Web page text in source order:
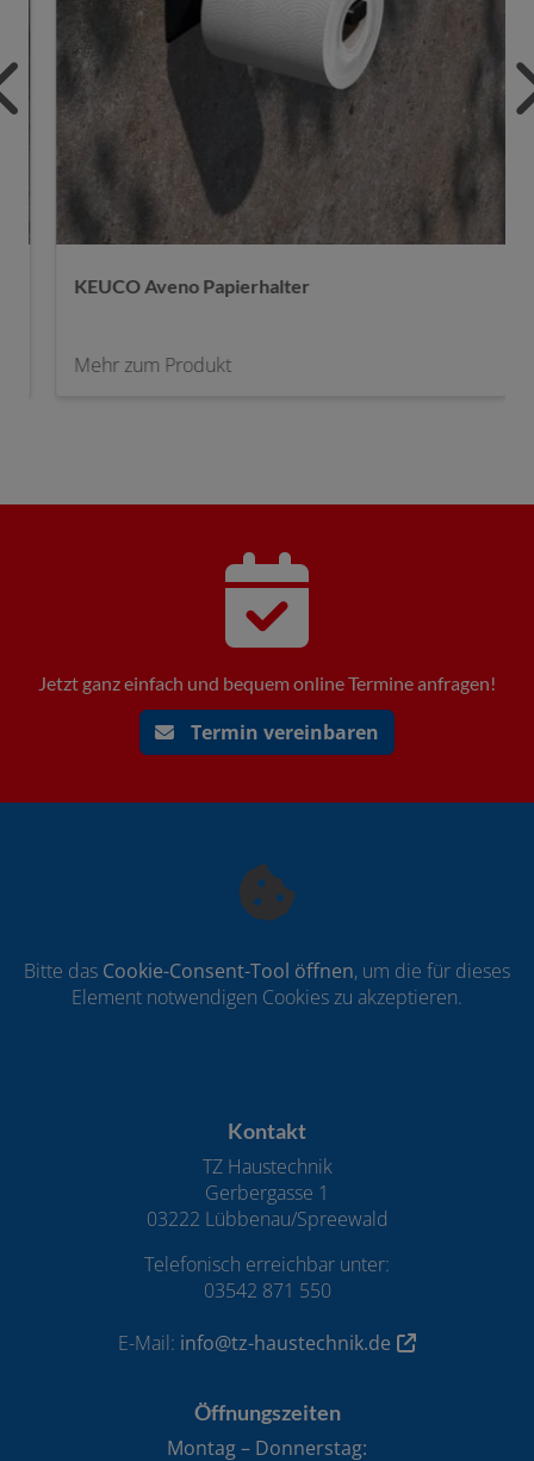
Papierhalter
Jetzt ganz einfach und bequem online Termine anfragen!
Termin vereinbaren
Bitte das Cookie-Consent-Tool öffnen, um die für dieses
Element notwendigen Cookies zu akzeptieren.
Footer - Kontaktdaten und Öffnungszeiten
Kontakt
TZ Haustechnik
Gerbergasse 1
03222 Lübbenau/Spreewald
Telefonisch erreichbar unter:
03542 871 550
E-Mail: info@tz-haustechnik.de
Öffnungszeiten
Montag – Donnerstag: